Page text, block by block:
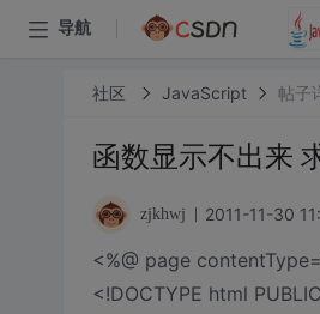
导航
社区 JavaScript 帖子
函数显示不出来
zjkhwj 2011-11-30
<%@ page
<!DOCTYPE html